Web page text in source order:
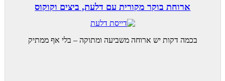
ארוחת בוקר מקורית עם דלעת, ביצים וקוקוס
בכמה דקות יש ארוחה משביעה ומתוקה – בלי אף ממתיק